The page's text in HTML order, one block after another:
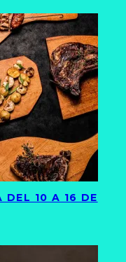
DEL 10 A 16 DE